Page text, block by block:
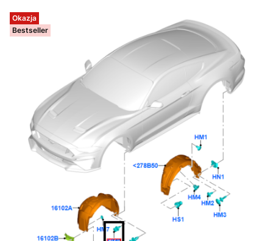
Okazja
Bestseller